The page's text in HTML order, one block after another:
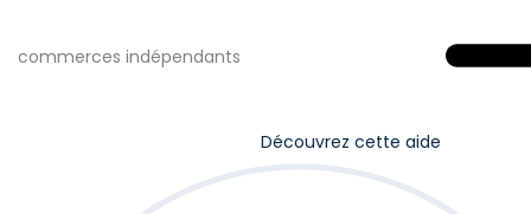
commerces indépendants
Découvrez cette aide